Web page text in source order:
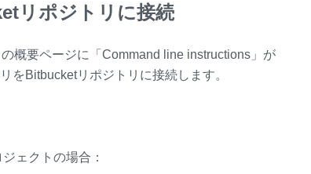
リポジトリに接続
概要ページに「Command line instructions」が
をBitbucketリポジトリに接続します。
ェクトの場合：